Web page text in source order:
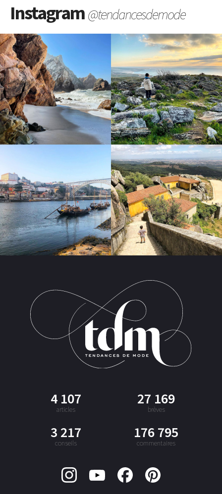
Instagram@tendancesdemode
4 107
articles
27 169
brèves
3 217
conseils
176 795
commentaires